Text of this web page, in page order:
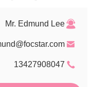
Mr. Edmund Lee
13427908047